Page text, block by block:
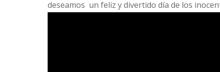
deseamos un feliz y divertido día de los